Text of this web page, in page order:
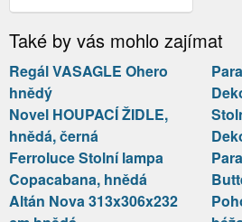
Také by vás mohlo zajímat
Regál VASAGLE Ohero
hnědý
Novel HOUPACÍ ŽIDLE,
hnědá, černá
Ferroluce Stolní lampa
Copacabana, hnědá
Altán Nova 313x306x232